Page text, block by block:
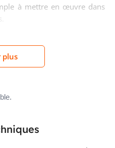
à mettre en œuvre dans
avec blindage
sensibles
d’une paire torsadée,
par feuille et par la
sur les circuits de
de la continuité du
plus